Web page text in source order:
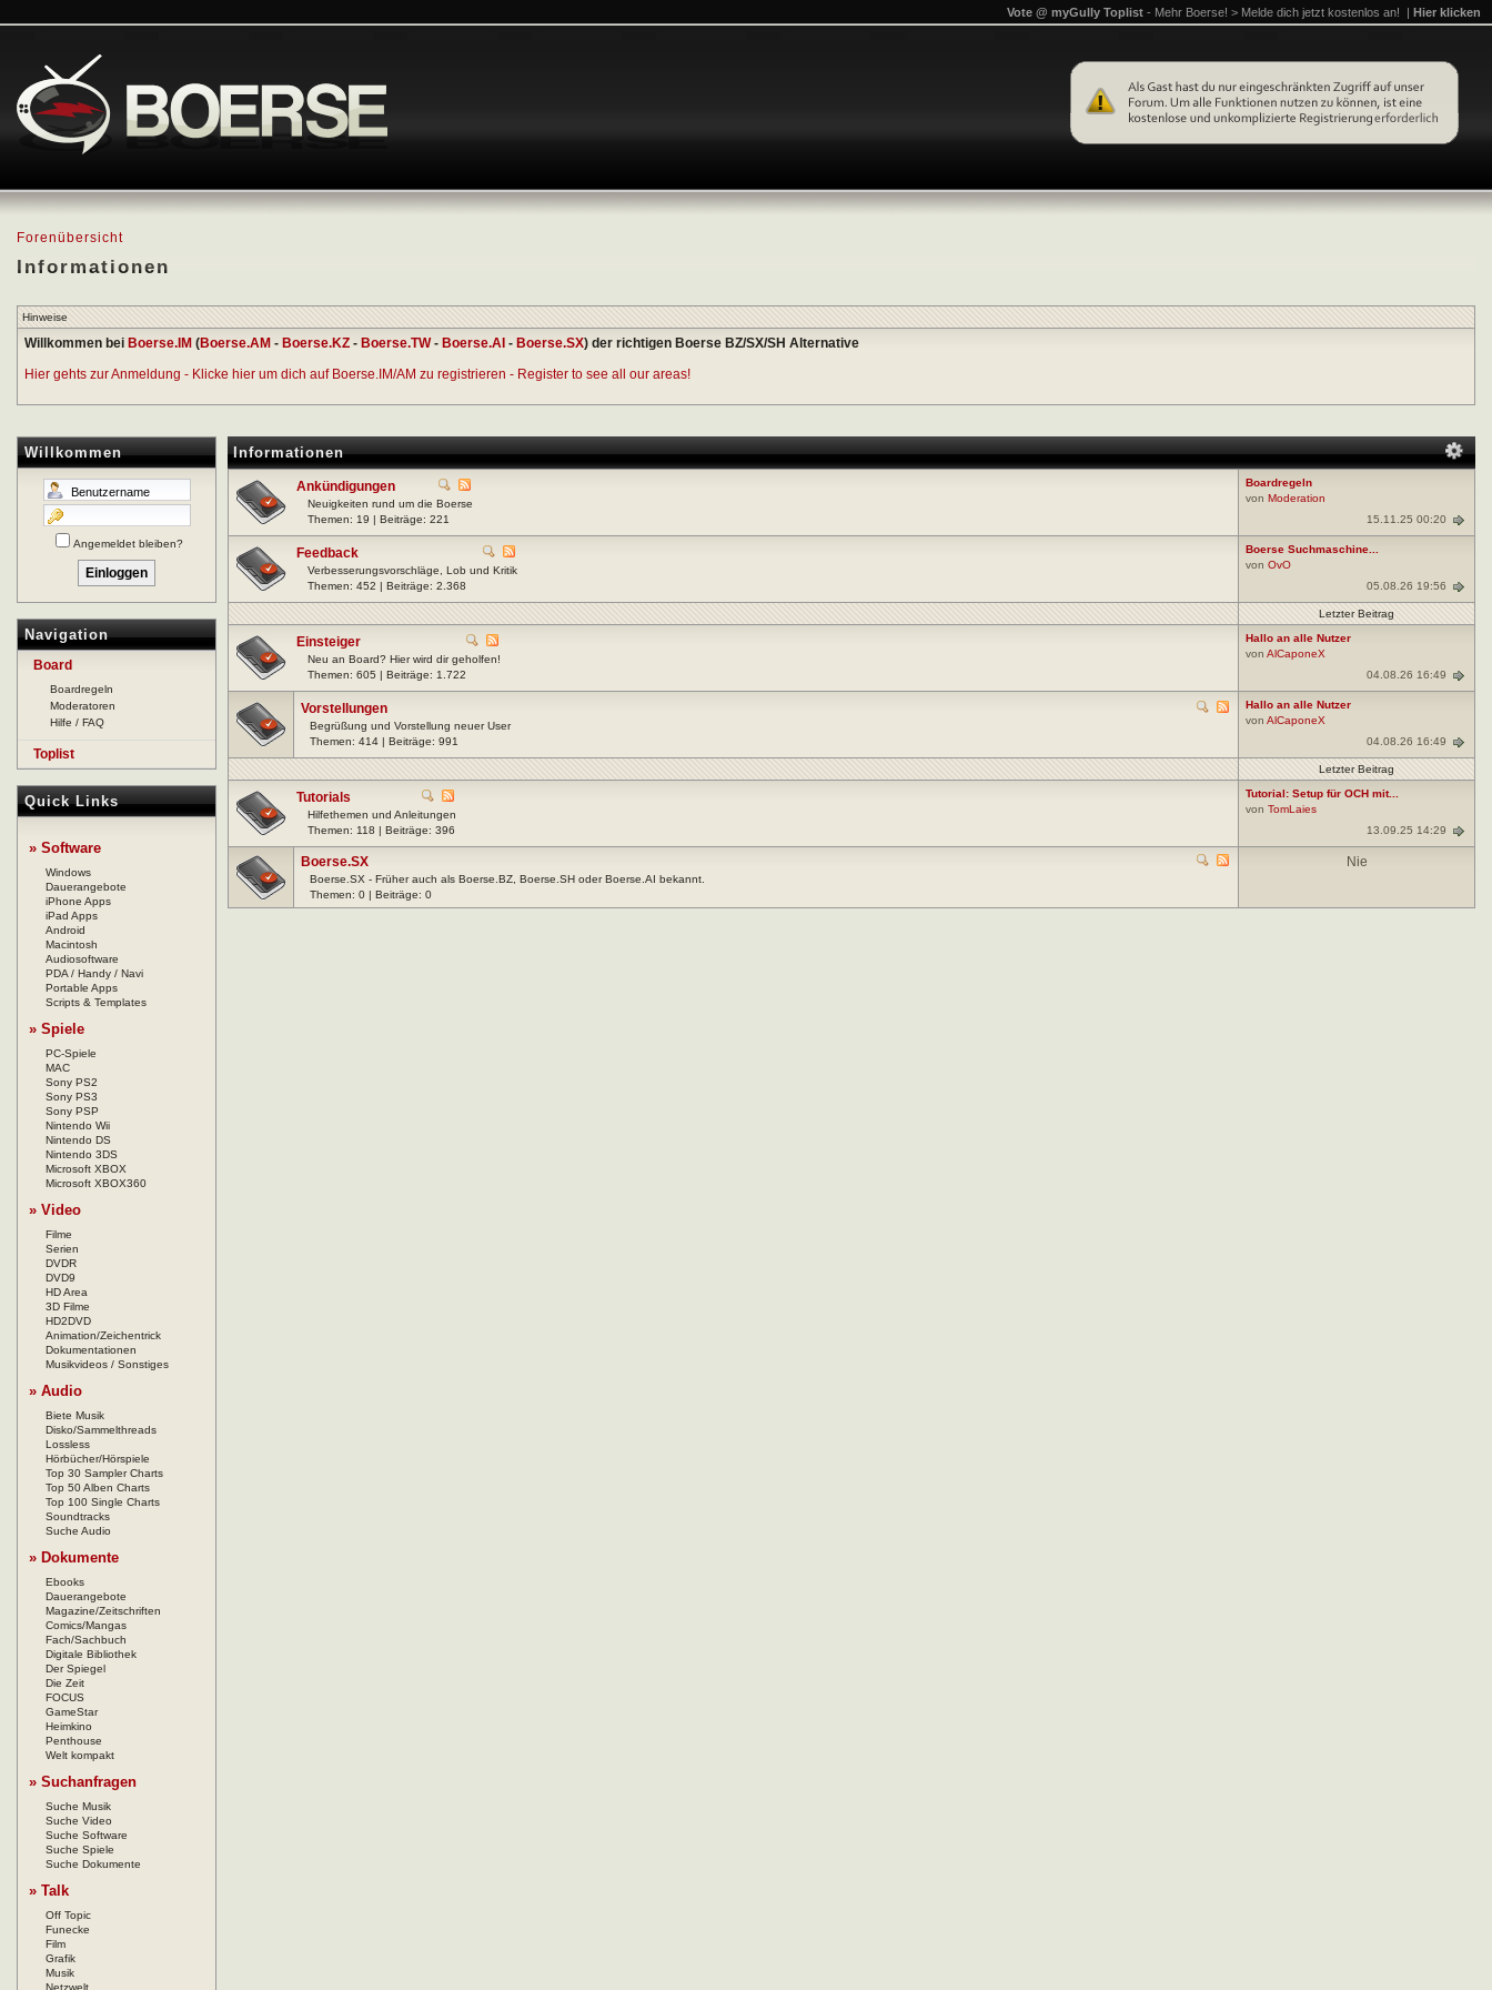
Forenübersicht
Informationen
Vote @ myGully Toplist - Mehr Boerse! > Melde dich jetzt kostenlos an! | Hier klicken
Hinweise
Willkommen bei Boerse.IM (Boerse.AM - Boerse.KZ - Boerse.TW- Boerse.AI - Boerse.SX) der richtigen Boerse BZ/SX/SH Alternative
Hier gehts zur Anmeldung - Klicke hier um dich auf Boerse.IM/AM zu registrieren - Register to see all our areas!
Willkommen
Angemeldet bleiben?
Navigation
Board
Boardregeln
Moderatoren
Hilfe / FAQ
Toplist
Quick Links
» Software
Windows
Dauerangebote
iPhone Apps
iPad Apps
Android
Macintosh
Audiosoftware
PDA / Handy / Navi
Portable Apps
Scripts & Templates
» Spiele
PC-Spiele
MAC
Sony PS2
Sony PS3
Sony PSP
Nintendo Wii
Nintendo DS
Nintendo 3DS
Microsoft XBOX
Microsoft XBOX360
» Video
Filme
Serien
DVDR
DVD9
HD Area
3D Filme
HD2DVD
Animation/Zeichentrick
Dokumentationen
Musikvideos / Sonstiges
» Audio
Biete Musik
Disko/Sammelthreads
Lossless
Hörbücher/Hörspiele
Top 30 Sampler Charts
Top 50 Alben Charts
Top 100 Single Charts
Soundtracks
Suche Audio
» Dokumente
Ebooks
Dauerangebote
Magazine/Zeitschriften
Comics/Mangas
Fach/Sachbuch
Digitale Bibliothek
Der Spiegel
Die Zeit
FOCUS
GameStar
Heimkino
Penthouse
Welt kompakt
» Suchanfragen
Suche Musik
Suche Video
Suche Software
Suche Spiele
Suche Dokumente
» Talk
Off Topic
Funecke
Film
Grafik
Musik
Informationen
Ankündigungen
Neuigkeiten rund um die Boerse
Themen: 19 | Beiträge: 221
Boardregeln
von Moderation
15.11.25 00:20
Feedback
Verbesserungsvorschläge, Lob und Kritik
Themen: 452 | Beiträge: 2.368
Boerse Suchmaschine...
von OvO
05.08.26 19:56
Letzter Beitrag
Einsteiger
Neu an Board? Hier wird dir geholfen!
Themen: 605 | Beiträge: 1.722
Hallo an alle Nutzer
von AlCaponeX
04.08.26 16:49
Vorstellungen
Begrüßung und Vorstellung neuer User
Themen: 414 | Beiträge: 991
Hallo an alle Nutzer
von AlCaponeX
04.08.26 16:49
Letzter Beitrag
Tutorials
Hilfethemen und Anleitungen
Themen: 118 | Beiträge: 396
Tutorial: Setup für OCH mit...
von TomLaies
13.09.25 14:29
Boerse.SX
Boerse.SX - Früher auch als Boerse.BZ, Boerse.SH oder Boerse.AI bekannt.
Themen: 0 | Beiträge: 0
Nie